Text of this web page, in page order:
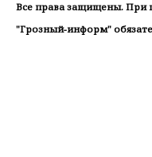
Все права защищены. При
"Грозный-информ"